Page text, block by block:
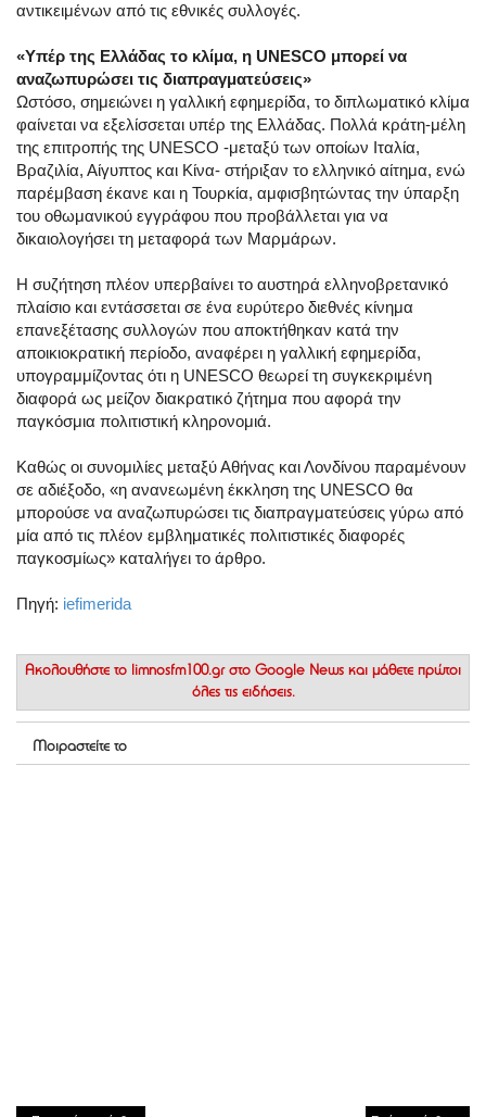
αντικειμένων από τις εθνικές συλλογές.
«Υπέρ της Ελλάδας το κλίμα, η UNESCO μπορεί να
αναζωπυρώσει τις διαπραγματεύσεις»
Ωστόσο, σημειώνει η γαλλική εφημερίδα, το διπλωματικό κλίμα
φαίνεται να εξελίσσεται υπέρ της Ελλάδας. Πολλά κράτη-μέλη
της επιτροπής της UNESCO -μεταξύ των οποίων Ιταλία,
Βραζιλία, Αίγυπτος και Κίνα- στήριξαν το ελληνικό αίτημα, ενώ
παρέμβαση έκανε και η Τουρκία, αμφισβητώντας την ύπαρξη
του οθωμανικού εγγράφου που προβάλλεται για να
δικαιολογήσει τη μεταφορά των Μαρμάρων.
Η συζήτηση πλέον υπερβαίνει το αυστηρά ελληνοβρετανικό
πλαίσιο και εντάσσεται σε ένα ευρύτερο διεθνές κίνημα
επανεξέτασης συλλογών που αποκτήθηκαν κατά την
αποικιοκρατική περίοδο, αναφέρει η γαλλική εφημερίδα,
υπογραμμίζοντας ότι η UNESCO θεωρεί τη συγκεκριμένη
διαφορά ως μείζον διακρατικό ζήτημα που αφορά την
παγκόσμια πολιτιστική κληρονομιά.
Καθώς οι συνομιλίες μεταξύ Αθήνας και Λονδίνου παραμένουν
σε αδιέξοδο, «η ανανεωμένη έκκληση της UNESCO θα
μπορούσε να αναζωπυρώσει τις διαπραγματεύσεις γύρω από
μία από τις πλέον εμβληματικές πολιτιστικές διαφορές
παγκοσμίως» καταλήγει το άρθρο.
Πηγή: iefimerida
Ακολουθήστε το limnosfm100.gr στο Google News και μάθετε πρώτοι
όλες τις ειδήσεις.
Μοιραστείτε το